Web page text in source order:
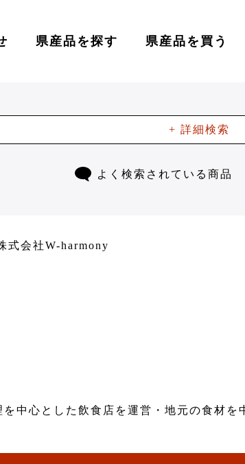
県産品を探す 県産品を買う
+ 詳細検索
よく検索されている商品
式会社W-harmony
中心とした飲食店を運営・地元の食材を